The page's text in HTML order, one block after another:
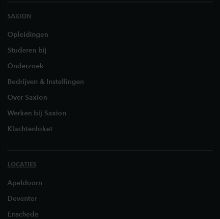
SAXION
Opleidingen
Studeren bij
Onderzoek
Bedrijven & Instellingen
Over Saxion
Werken bij Saxion
Klachtenloket
LOCATIES
Apeldoorn
Deventer
Enschede